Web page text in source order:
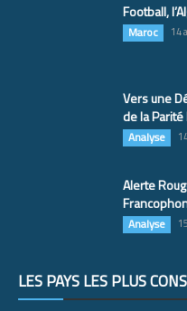
Football,
Maroc 14
Vers une
de la Parité
Analyse
Alerte
Analyse
LES PAYS LES PLUS